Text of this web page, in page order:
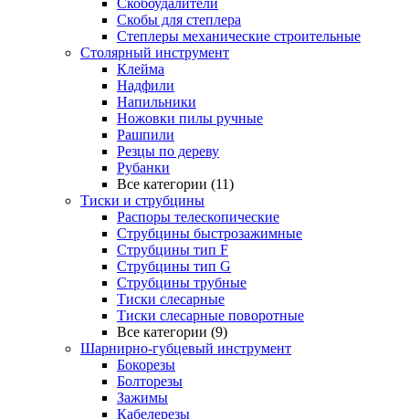
Скобоудалители
Скобы для степлера
Степлеры механические строительные
Столярный инструмент
Клейма
Надфили
Напильники
Ножовки пилы ручные
Рашпили
Резцы по дереву
Рубанки
Все категории (11)
Тиски и струбцины
Распоры телескопические
Струбцины быстрозажимные
Струбцины тип F
Струбцины тип G
Струбцины трубные
Тиски слесарные
Тиски слесарные поворотные
Все категории (9)
Шарнирно-губцевый инструмент
Бокорезы
Болторезы
Зажимы
Кабелерезы